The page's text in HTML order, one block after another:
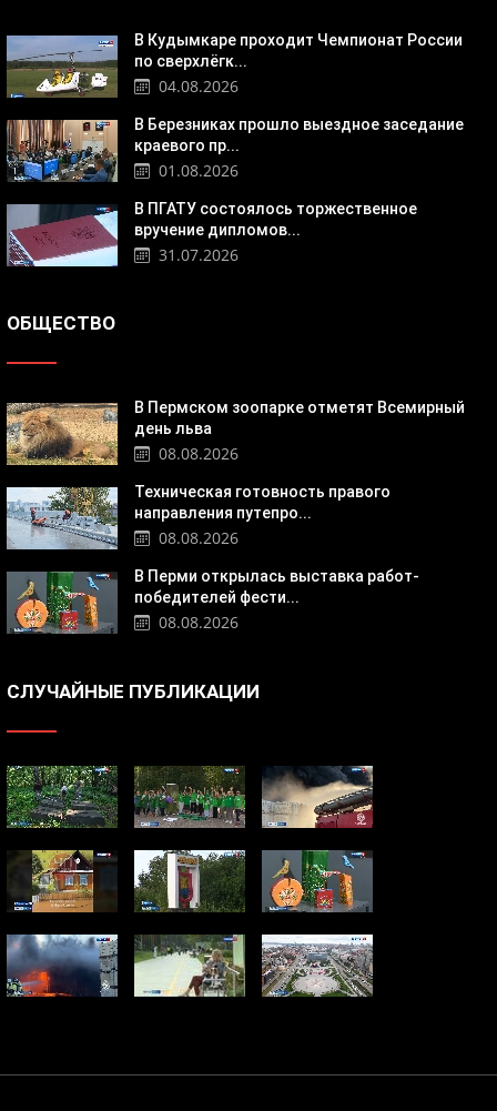
В Кудымкаре проходит Чемпионат России
по сверхлёгк...
04.08.2026
В Березниках прошло выездное заседание
краевого пр...
01.08.2026
В ПГАТУ состоялось торжественное
вручение дипломов...
31.07.2026
ОБЩЕСТВО
В Пермском зоопарке отметят Всемирный
день льва
08.08.2026
Техническая готовность правого
направления путепро...
08.08.2026
В Перми открылась выставка работ-
победителей фести...
08.08.2026
СЛУЧАЙНЫЕ ПУБЛИКАЦИИ